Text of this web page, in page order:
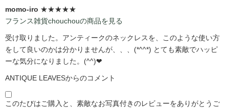
momo-iro ★★★★★
フランス雑貨chouchouの商品を見る
受け取りました。アンティークのネックレスを、このような使い方
をして良いのかは分かりませんが、、、(*^^*) とても素敵でハッピ
ーな気分になりました。(^^)❤
ANTIQUE LEAVESからのコメント
このたびはご購入と、素敵なお写真付きのレビューをありがとうご